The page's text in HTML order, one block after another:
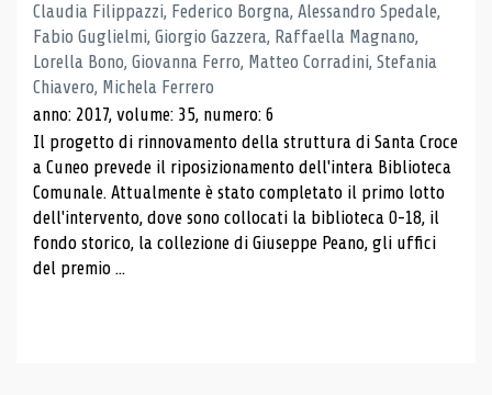
Claudia Filippazzi, Federico Borgna, Alessandro Spedale,
Fabio Guglielmi, Giorgio Gazzera, Raffaella Magnano,
Lorella Bono, Giovanna Ferro, Matteo Corradini, Stefania
Chiavero, Michela Ferrero
anno: 2017, volume: 35, numero: 6
Il progetto di rinnovamento della struttura di Santa Croce
a Cuneo prevede il riposizionamento dell'intera Biblioteca
Comunale. Attualmente è stato completato il primo lotto
dell'intervento, dove sono collocati la biblioteca 0-18, il
fondo storico, la collezione di Giuseppe Peano, gli uffici
del premio ...